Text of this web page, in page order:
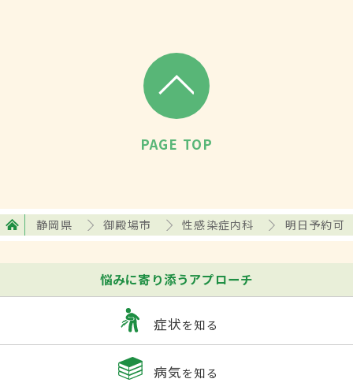
PAGE TOP
静岡県 御殿場市 性感染症内科 明日予約可
悩みに寄り添うアプローチ
症状を知る
病気を知る